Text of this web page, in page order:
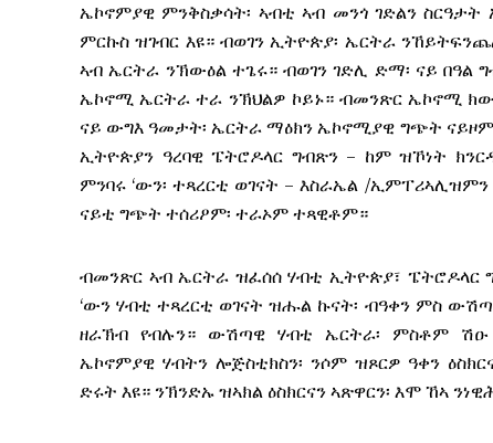
ኤኮኖምያዊ ምንቅስቃሳት፡ ኣብቲ ኣብ መንጎ ገድልን ስርዓታት
ምርኩስ ዝገብር እዩ። ብወገን ኢትዮጵያ፡ ኤርትራ
ኣብ ኤርትራ ንኽውዕል ተጌሩ። ብወገን ገድሊ ድማ፡ ናይ በዓል
ኤኮኖሚ ኤርትራ ተራ ንኽህልዎ ኮይኑ። ብመንጽር ኤኮኖሚ
ናይ ውግእ ዓመታት፡ ኤርትራ ማዕክን ኤኮኖሚያዊ ግጭት
ኢትዮጵያን ዓረባዊ ፔትሮዶላር ግብጽን – ከም ዝኾነት
ምንባሩ ‘ውን፡ ተጻረርቲ ወገናት – እስራኤል /
ናይቲ ግጭት ተሰሪዖም፡ ተራኦም ተጻዊቶም።
ብመንጽር ኣብ ኤርትራ ዝፈሰሰ ሃብቲ ኢትዮጵያ፣ ፔትሮዶላር
‘ውን ሃብቲ ተጻረርቲ ወገናት ዝሑል ኩናት፡ ብዓቀን ምስ
ዘራኽብ የብሉን። ውሽጣዊ ሃብቲ ኤርትራ፡ ምስቶም
ኤኮኖምያዊ ሃብትን ሎጅስቲክስን፡ ንሶም ዝጾርዎ ዓቀን
ድሩት እዩ። ንኽንድኡ ዝኣክል ዕስክርናን ኣጽዋርን፡ እሞ ኸኣ